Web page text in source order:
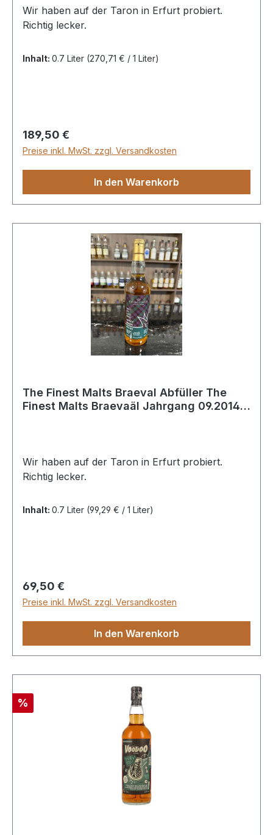
Wir haben auf der Taron in Erfurt probiert.
Richtig lecker.
Inhalt: 0.7 Liter (270,71 € / 1 Liter)
Regulärer Preis:
189,50 €
Preise inkl. MwSt. zzgl. Versandkosten
In den Warenkorb
The Finest Malts Braeval Abfüller The
Finest Malts Braevaäl Jahrgang 09.2014 -
Wir haben auf der Taron in Erfurt probiert.
Richtig lecker.
Inhalt: 0.7 Liter (99,29 € / 1 Liter)
Regulärer Preis:
69,50 €
Preise inkl. MwSt. zzgl. Versandkosten
In den Warenkorb
Rabatt
%